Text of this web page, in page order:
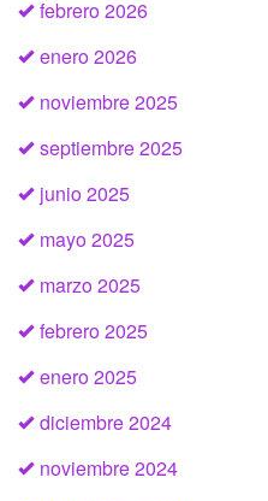
febrero 2026
enero 2026
noviembre 2025
septiembre 2025
junio 2025
mayo 2025
marzo 2025
febrero 2025
enero 2025
diciembre 2024
noviembre 2024